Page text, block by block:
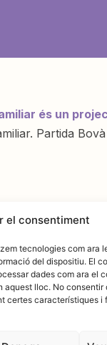
el consentiment
tecnologies com ara
del dispositiu. El
dades com ara el
lloc. No consentir
certes característiques i
és un
Partida